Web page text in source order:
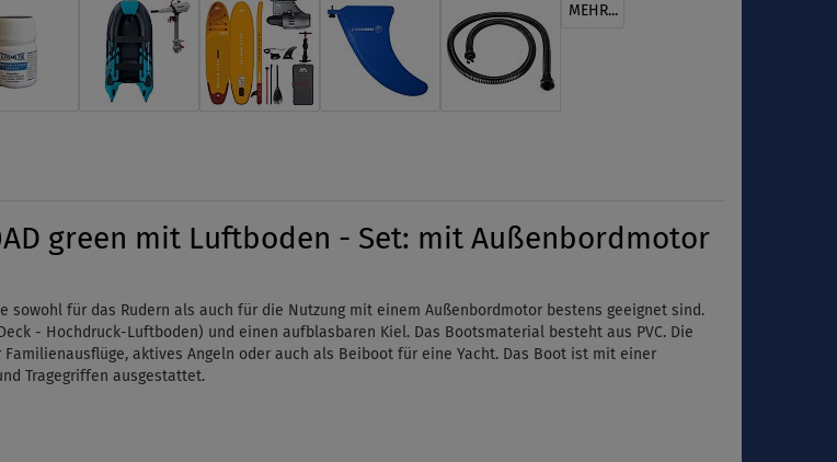
MEHR...
green mit Luftboden - Set: mit Außenbordmotor
sowohl für das Rudern als auch für die Nutzung mit einem Außenbordmotor bestens geeignet sind.
- Hochdruck-Luftboden) und einen aufblasbaren Kiel. Das Bootsmaterial besteht aus PVC. Die
aktives Angeln oder auch als Beiboot für eine Yacht. Das Boot ist mit einer
Tragegriffen ausgestattet.